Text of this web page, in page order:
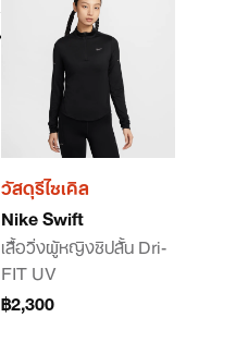
วัสดุรีไซเคิล
Nike Swift
เสื้อวิ่งผู้หญิงซิปสั้น Dri-
FIT UV
฿2,300